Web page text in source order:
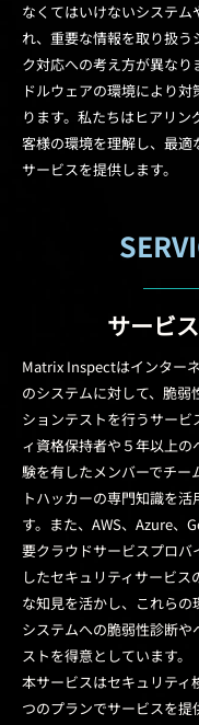
なくてはいけないシステム
れ、重要な情報を取り扱う
ク対応への考え方が異なり
ドルウェアの環境により
ります。私たちはヒアリン
客様の環境を理解し、最適
サービスを提供します。
サービ
Matrix Inspectはインター
のシステムに対して、脆弱
ションテストを行うサービ
ィ資格保持者や５年以上
験を有したメンバーでチー
トハッカーの専門知識を
す。また、AWS、Azure、
要クラウドサービスプロバ
したセキュリティサービス
な知見を活かし、これらの
システムへの脆弱性診断や
ストを得意としています。
本サービスはセキュリティ
つのプランでサービスを提